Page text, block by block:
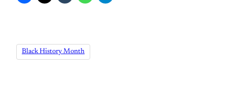
Black History Month